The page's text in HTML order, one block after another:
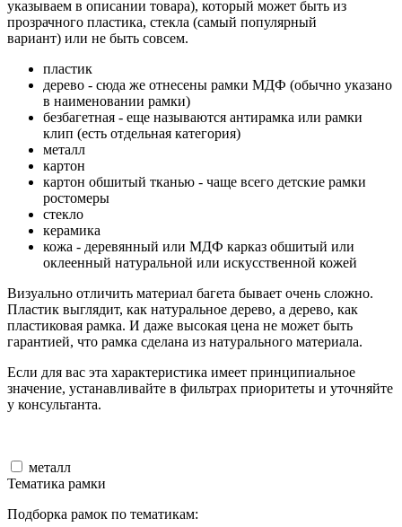
указываем в описании товара), который может быть из
прозрачного пластика, стекла (самый популярный
вариант) или не быть совсем.
пластик
дерево - сюда же отнесены рамки МДФ (обычно указано
в наименовании рамки)
безбагетная - еще называются антирамка или рамки
клип (есть отдельная категория)
металл
картон
картон обшитый тканью - чаще всего детские рамки
ростомеры
стекло
керамика
кожа - деревянный или МДФ карказ обшитый или
оклеенный натуральной или искусственной кожей
Визуально отличить материал багета бывает очень сложно.
Пластик выглядит, как натуральное дерево, а дерево, как
пластиковая рамка. И даже высокая цена не может быть
гарантией, что рамка сделана из натурального материала.
Если для вас эта характеристика имеет принципиальное
значение, устанавливайте в фильтрах приоритеты и уточняйте
у консультанта.
металл
Тематика рамки
Подборка рамок по тематикам: